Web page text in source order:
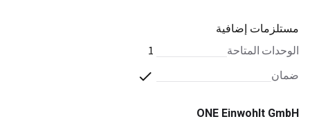
A001490839280, A0014908492,
A001490869280
مستلزمات إضافية
الوحدات المتاحة
1
ضمان
ONE Einwohlt GmbH